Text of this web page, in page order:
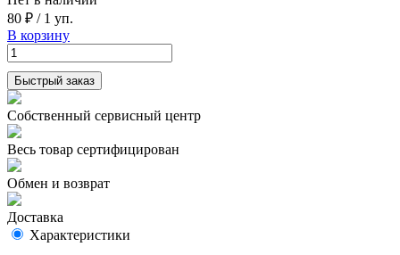
80 ₽ / 1 уп.
В корзину
Быстрый заказ
Собственный сервисный центр
Весь товар сертифицирован
Обмен и возврат
Доставка
Характеристики